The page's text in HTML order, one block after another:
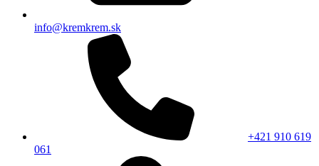
info@kremkrem.sk
+421 910 619
061